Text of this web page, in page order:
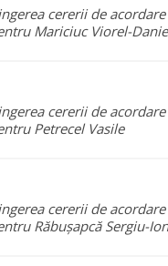
cererii de
Mariciuc Viorel-
cererii de
Petrecel Vasile
cererii de
Răbușapcă Sergiu-